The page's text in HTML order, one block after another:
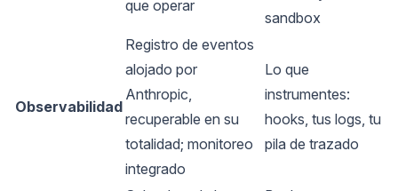
que operar
sandbox
Observabilidad
Registro de eventos
alojado por
Anthropic,
recuperable en su
totalidad; monitoreo
integrado
Lo que
instrumentes:
hooks, tus logs, tu
pila de trazado